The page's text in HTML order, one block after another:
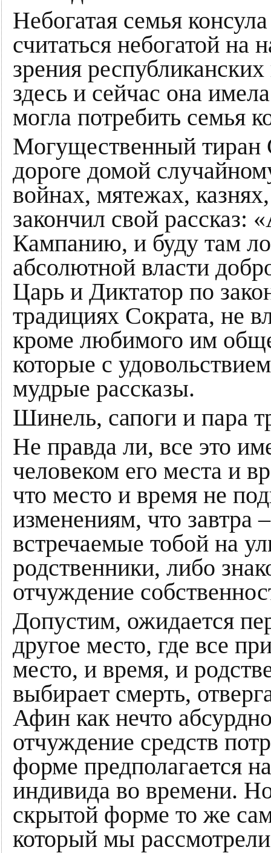
Небогатая семья
считаться небогатой на
зрения
здесь и сейчас она
могла потребить семья
Могущественный тиран
дороге домой
войнах, мятежах,
закончил свой рассказ:
Кампанию, и буду там
абсолютной власти
Царь и Диктатор по
традициях Сократа, не
кроме любимого им
которые с
мудрые рассказы.
Шинель, сапоги и пара
Не правда ли, все это
человеком его места и
что место и время не
изменениям, что завтра
встречаемые тобой на
родственники, либо
отчуждение
Допустим, ожидается
другое место, где все
место, и время, и
выбирает смерть,
Афин как нечто
отчуждение средств
форме предполагается
индивида во времени.
скрытой форме то же
который мы